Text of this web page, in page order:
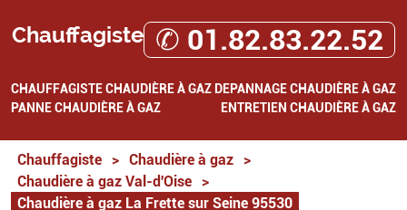
Chauffagiste ✆ 01.82.83.22.52
CHAUFFAGISTECHAUDIÈRE À GAZ DEPANNAGE CHAUDIÈRE À GAZ
PANNE CHAUDIÈRE À GAZ
ENTRETIEN CHAUDIÈRE À GAZ
Chauffagiste > Chaudière à gaz
>
Chaudière à gaz Val-d'Oise
>
Chaudière à gaz La Frette sur Seine 95530